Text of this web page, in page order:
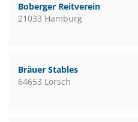
Boberger Reitverein
21033 Hamburg
Bräuer Stables
64653 Lorsch